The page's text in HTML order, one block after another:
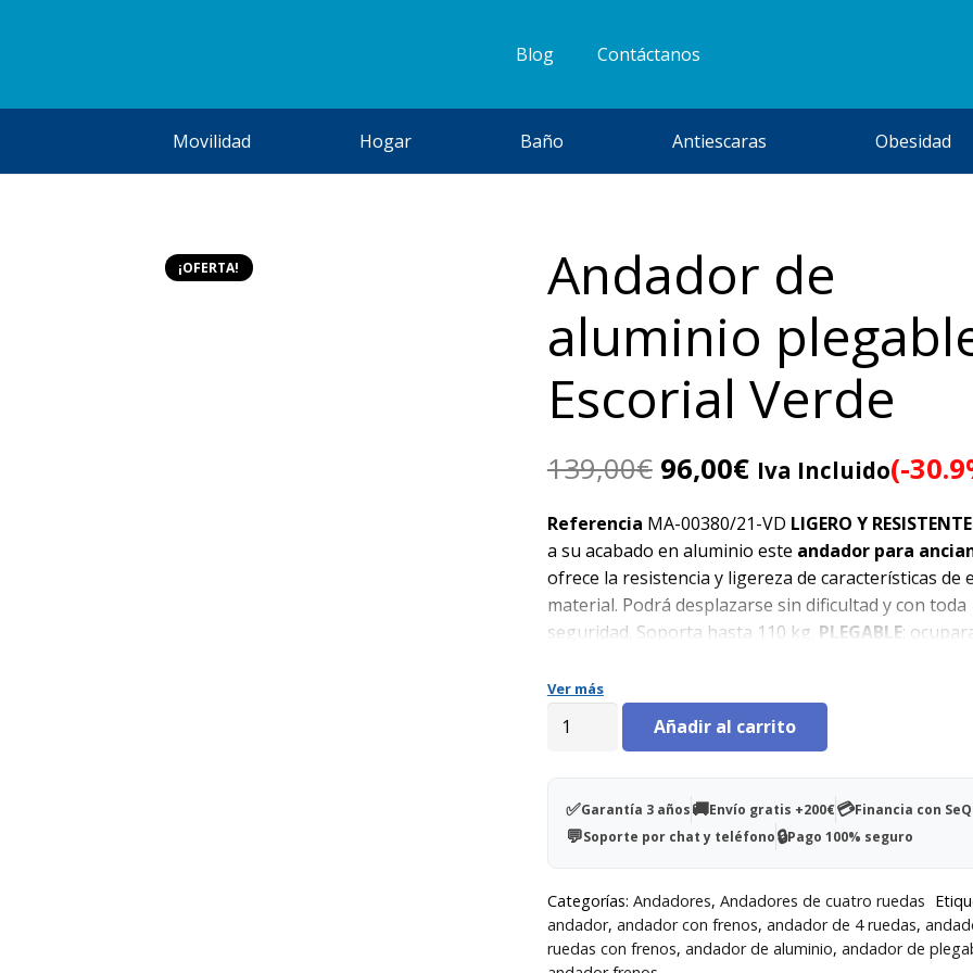
Blog Contáctanos
Movilidad Hogar Baño Antiescaras Obesidad
¡OFERTA!
Andador de
aluminio
Escorial Verde
139,00€ El
precio
original
era:
139,00€.
96,00€El
actual
es:
96,00€.
Iva Incluido(-
Referencia MA-00380/21-VD LIGERO Y
a su acabado en aluminio este andador para
ofrece la resistencia y ligereza de características de
material. Podrá desplazarse sin dificultad y con toda
seguridad. Soporta hasta 110 kg. PLEGABLE:
puede guardar en cualquier rincón sin problemas.
es muy fácil de transportar.
REGULABLE
máxima adaptación y comodidad en su uso, este
andador con asiento
incluye una práctica cesta
mismo para facilitar tareas como hacer la compra o
transportar objetos.SEGURO: sus frenos de mano y
peso al caminar, permitiendo un mejor manejo del
BLOQUEO: Si se necesita inmovilizar por completo el
andador, hay que tirar de las manetas de los frenos
Ver más
Andador
Escorial
Verde
Añadir al carrito
✅Garantía 3 años🚚Envío gratis +200€💳Financia con
💬Soporte por chat y teléfono🔒Pago 100% seguro
Categorías: Andadores, Andadores de cuatro ruedas
andador, andador con frenos, andador de 4 ruedas,
ruedas con frenos, andador de aluminio, andador de